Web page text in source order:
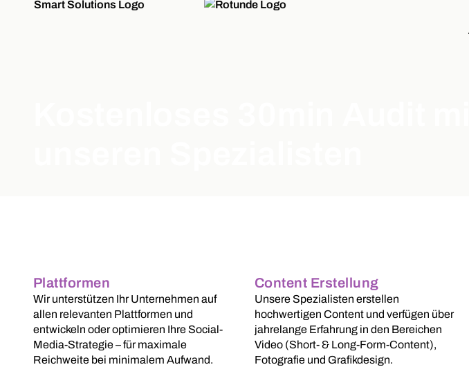
Plattformen
Wir unterstützen Ihr Unternehmen auf
allen relevanten Plattformen und
entwickeln oder optimieren Ihre Social-
Media-Strategie – für maximale
Reichweite bei minimalem Aufwand.
Content Erstellung
Unsere Spezialisten erstellen
hochwertigen Content und verfügen über
jahrelange Erfahrung in den Bereichen
Video (Short- & Long-Form-Content),
Fotografie und Grafikdesign.